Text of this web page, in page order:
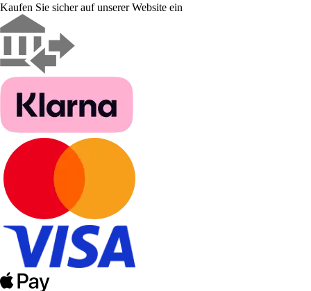
Kaufen Sie sicher auf unserer Website ein